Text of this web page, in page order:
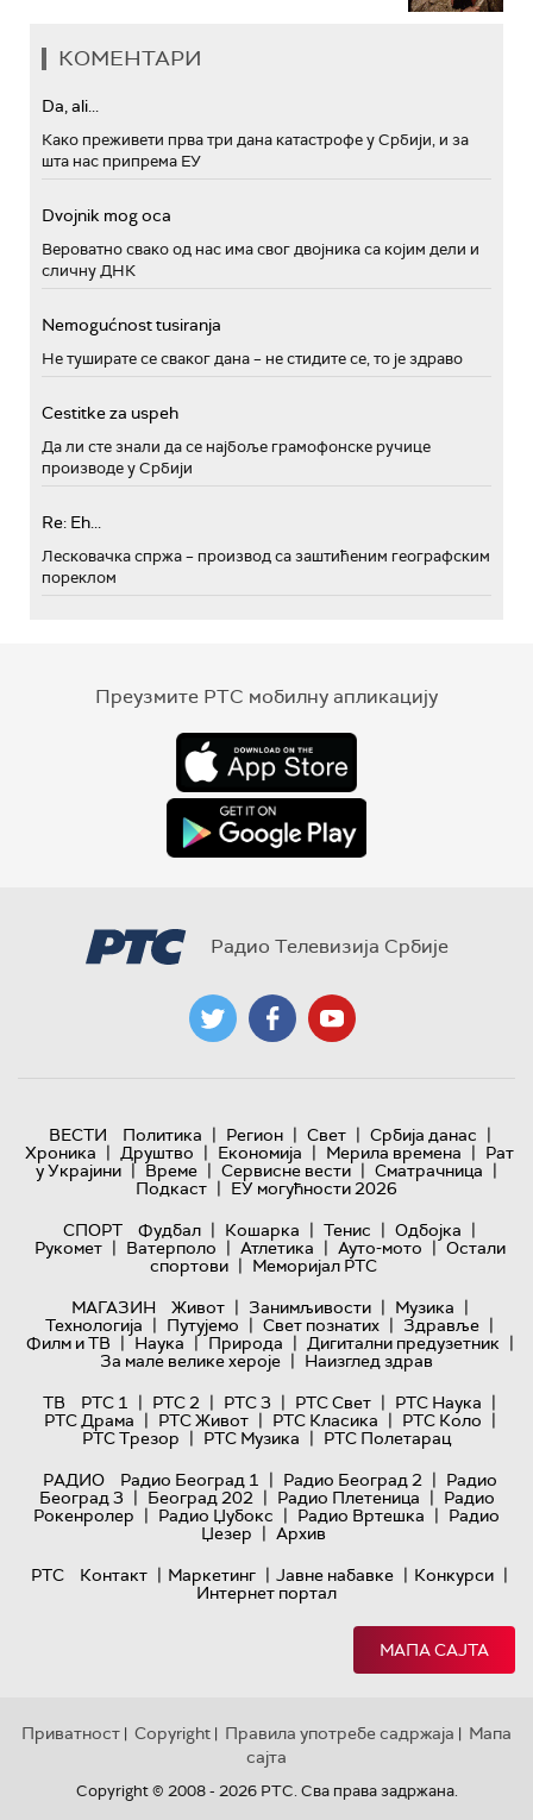
КОМЕНТАРИ
Da, ali...
Како преживети прва три дана катастрофе у Србији, и за
шта нас припрема ЕУ
Dvojnik mog oca
Вероватно свако од нас има свог двојника са којим дели и
сличну ДНК
Nemogućnost tusiranja
Не туширате се сваког дана – не стидите се, то је здраво
Cestitke za uspeh
Да ли сте знали да се најбоље грамофонске ручице
производе у Србији
Re: Eh...
Лесковачка спржа – производ са заштићеним географским
пореклом
Преузмите РТС мобилну апликацију
Радио Телевизија Србије
ВЕСТИ Политика | Регион | Свет | Србија данас |
Хроника | Друштво | Економија | Мерила времена | Рат
у Украјини | Време | Сервисне вести | Сматрачница |
Подкаст | ЕУ могућности 2026
СПОРТ
Фудбал | Кошарка | Тенис | Одбојка |
Рукомет | Ватерполо | Атлетика | Ауто-мото | Остали
спортови | Меморијал РТС
МАГАЗИН
Живот | Занимљивости | Музика |
Технологијa | Путујемо | Свет познатих | Здравље |
Филм и ТВ | Наука | Природа | Дигитални предузетник |
За мале велике хероје | Наизглед здрав
ТВ
РТС 1 | РТС 2 | РТС 3 | РТС Свет | РТС Наука |
РТС Драма | РТС Живот | РТС Класика | РТС Коло |
РТС Трезор | РТС Музика | РТС Полетарац
РАДИО
Радио Београд 1 | Радио Београд 2 | Радио
Београд 3 | Београд 202 | Радио Плетеница | Радио
Рокенролер | Радио Џубокс | Радио Вртешка | Радио
Џезер | Архив
РТС
Контакт | Маркетинг | Јавне набавке | Конкурси |
Интернет портал
МАПА САЈТА
Приватност | Copyright | Правила употребе садржаја | Мапа
сајта
Copyright © 2008 - 2026 РТС. Сва права задржана.